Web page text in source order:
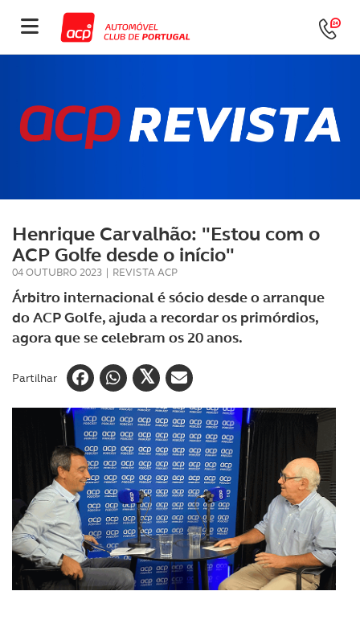
Henrique Carvalhão: "Estou com o
ACP Golfe desde o início"
04 OUTUBRO 2023 | REVISTA ACP
Árbitro internacional é sócio desde o arranque
do ACP Golfe, ajuda a recordar os primórdios,
agora que se celebram os 20 anos.
Partilhar